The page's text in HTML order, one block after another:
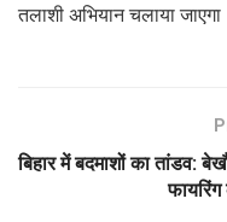
तलाशी अभियान चलाया
बिहार में बदमाशों का तांडव: